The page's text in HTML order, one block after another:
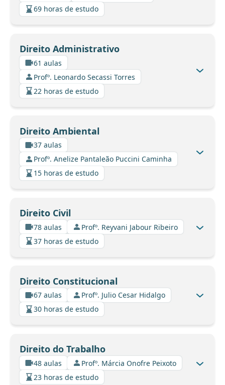
69 horas de estudo
Direito Administrativo
61 aulas
Profº. Leonardo Secassi Torres
22 horas de estudo
Direito Ambiental
37 aulas
Profº. Anelize Pantaleão Puccini Caminha
15 horas de estudo
Direito Civil
78 aulas
Profº. Reyvani Jabour Ribeiro
37 horas de estudo
Direito Constitucional
67 aulas
Profº. Julio Cesar Hidalgo
30 horas de estudo
Direito do Trabalho
48 aulas
Profº. Márcia Onofre Peixoto
23 horas de estudo